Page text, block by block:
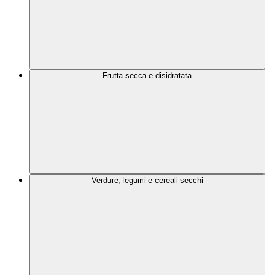
Frutta secca e disidratata
Verdure, legumi e cereali secchi